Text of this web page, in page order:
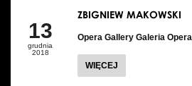
13
grudnia
2018
ZBIGNIEW MAKOWSKI
Opera Gallery Galeria Opera
WIĘCEJ